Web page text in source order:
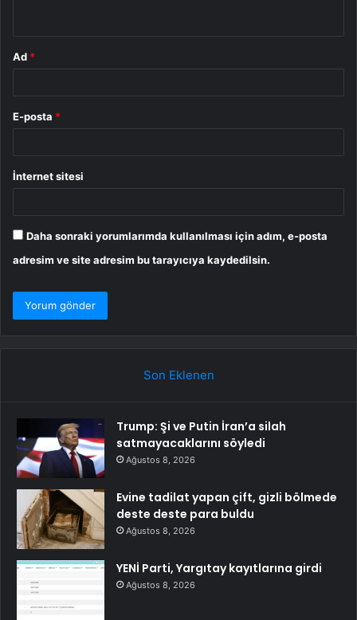
Ad *
E-posta *
İnternet sitesi
Daha sonraki yorumlarımda kullanılması için adım, e-posta
adresim ve site adresim bu tarayıcıya kaydedilsin.
Son Eklenen
Trump: Şi ve Putin İran’a silah
satmayacaklarını söyledi
Ağustos 8, 2026
Evine tadilat yapan çift, gizli bölmede
deste deste para buldu
Ağustos 8, 2026
YENİ Parti, Yargıtay kayıtlarına girdi
Ağustos 8, 2026